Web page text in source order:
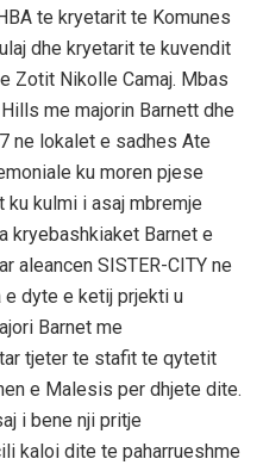
te kryetarit te Komunes
dhe kryetarit te kuvendit
Zotit Nikolle Camaj. Mbas
me majorin Barnett dhe
ne lokalet e sadhes Ate
ku moren pjese
kulmi i asaj mbremje
kryebashkiaket Barnet e
aleancen SISTER-CITY ne
dyte e ketij prjekti u
Barnet me
tjeter te stafit te qytetit
e Malesis per dhjete dite.
i bene nji pritje
kaloi dite te paharrueshme